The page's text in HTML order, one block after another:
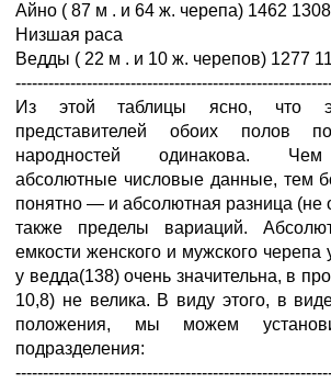
Айно ( 87 м . и 64 ж. черепа) 1462
Низшая раса
Ведды ( 22 м . и 10 ж. черепов) 1277
Из этой таблицы ясно, что
представителей обоих полов
народностей одинакова. Чем
абсолютные числовые данные, тем
понятно — и абсолютная разница (не
также пределы вариаций.
емкости женского и мужского черепа
у ведда(138) очень значительна, в
10,8) не велика. В виду этого, в
положения, мы можем
подразделения: